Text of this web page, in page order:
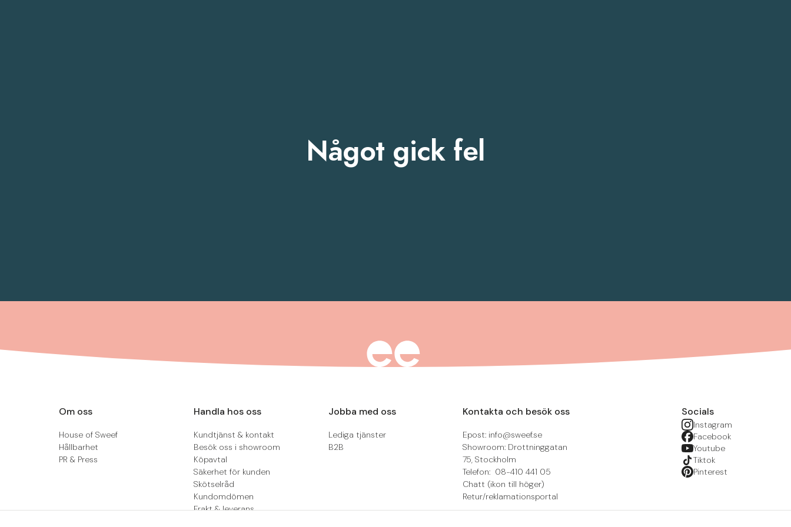
Något gick fel
Om oss
House of Sweef
Hållbarhet
PR & Press
Handla hos oss
Kundtjänst & kontakt
Besök oss i showroom
Köpavtal
Säkerhet för kunden
Skötselråd
Kundomdömen
Frakt & leverans
Jobba med oss
Lediga tjänster
B2B
Kontakta och besök oss
Epost: info@sweef.se
Showroom: Drottninggatan
75, Stockholm
Telefon: 08-410 441 05
Chatt (ikon till höger)
Retur/reklamationsportal
Socials
Instagram
Facebook
Youtube
Tiktok
Pinterest